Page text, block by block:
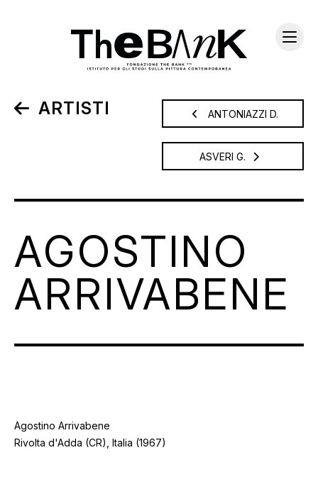
ARTISTI ANTONIAZZI D.
ASVERI G.
AGOSTINO
ARRIVABENE
Agostino Arrivabene
Rivolta d'Adda (CR), Italia (1967)